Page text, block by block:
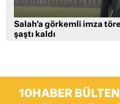
Salah’a görkemli imza
şaştı kaldı
10HABER